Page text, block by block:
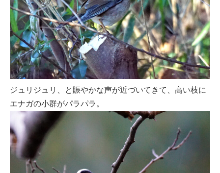
ジュリジュリ、と賑やかな声が近づいてきて、高い枝に
エナガの小群がパラパラ。